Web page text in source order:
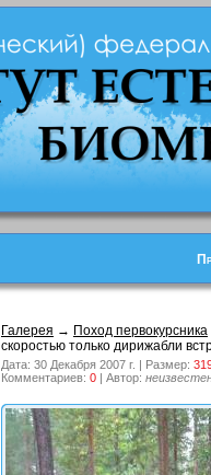
Галерея → Поход первокурсника
скоростью только дирижабли
Дата: 30 Декабря 2007 г. | Размер:
Комментариев: 0 | Автор: